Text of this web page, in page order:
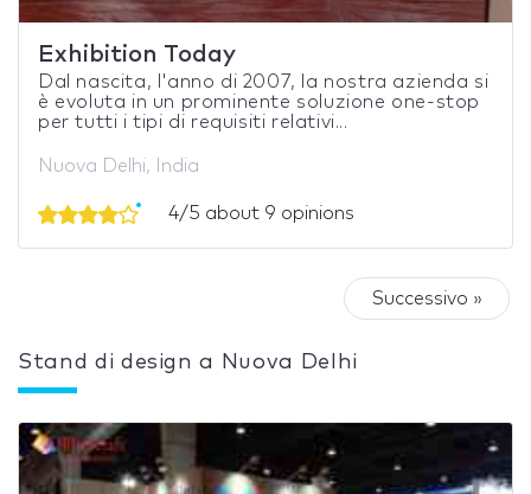
Exhibition Today
Dal nascita, l'anno di 2007, la nostra azienda si
è evoluta in un prominente soluzione one-stop
per tutti i tipi di requisiti relativi...
Nuova Delhi, India
4/5 about 9 opinions
Successivo »
Stand di design a Nuova Delhi